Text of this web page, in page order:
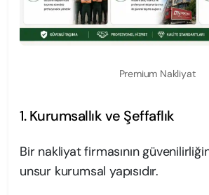
Premium Nakliyat
1. Kurumsallık ve Şeffaflık
Bir nakliyat firmasının
unsur kurumsal yapısıdır.